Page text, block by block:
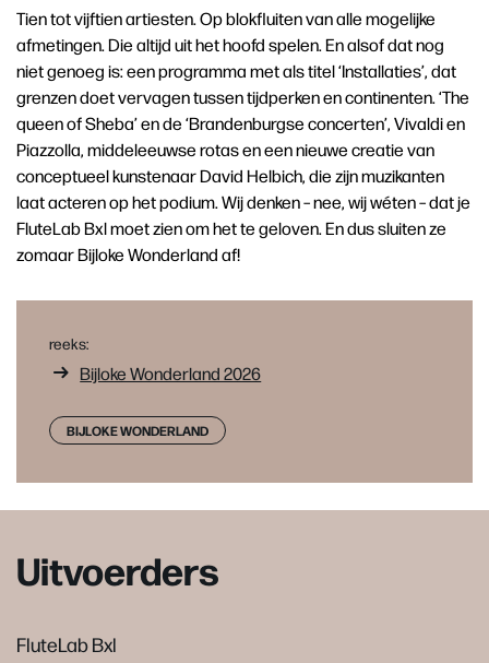
Tien tot vijftien artiesten. Op blokfluiten van alle mogelijke
afmetingen. Die altijd uit het hoofd spelen. En alsof dat nog
niet genoeg is: een programma met als titel ‘Installaties’, dat
grenzen doet vervagen tussen tijdperken en continenten. ‘The
queen of Sheba’ en de ‘Brandenburgse concerten’, Vivaldi en
Piazzolla, middeleeuwse rotas en een nieuwe creatie van
conceptueel kunstenaar David Helbich, die zijn muzikanten
laat acteren op het podium. Wij denken – nee, wij wéten – dat je
FluteLab Bxl moet zien om het te geloven. En dus sluiten ze
zomaar Bijloke Wonderland af!
reeks:
Bijloke Wonderland 2026
BIJLOKE WONDERLAND
Uitvoerders
FluteLab Bxl